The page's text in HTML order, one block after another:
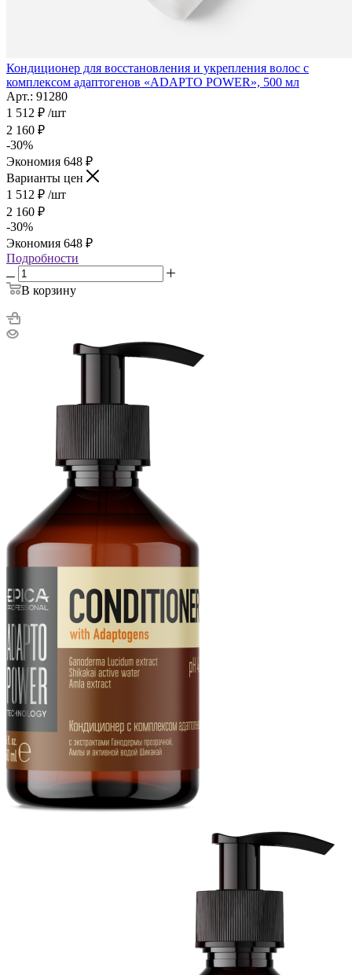
Кондиционер для восстановления и укрепления волос с
комплексом адаптогенов «ADAPTO POWER», 500 мл
Арт.: 91280
1 512 ₽ /шт
2 160 ₽
-30%
Экономия 648 ₽
Варианты цен
1 512 ₽ /шт
2 160 ₽
-30%
Экономия 648 ₽
Подробности
В корзину